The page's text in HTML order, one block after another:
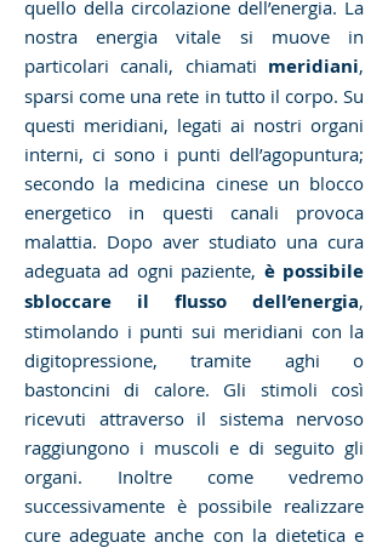
quello della circolazione dell’energia. La
nostra energia vitale si muove in
particolari canali, chiamati meridiani,
sparsi come una rete in tutto il corpo. Su
questi meridiani, legati ai nostri organi
interni, ci sono i punti dell’agopuntura;
secondo la medicina cinese un blocco
energetico in questi canali provoca
malattia. Dopo aver studiato una cura
adeguata ad ogni paziente, è possibile
sbloccare il flusso dell’energia,
stimolando i punti sui meridiani con la
digitopressione, tramite aghi o
bastoncini di calore. Gli stimoli così
ricevuti attraverso il sistema nervoso
raggiungono i muscoli e di seguito gli
organi. Inoltre come vedremo
successivamente è possibile realizzare
cure adeguate anche con la dietetica e